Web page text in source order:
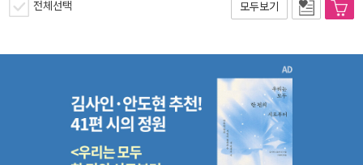
전체선택 모두보기